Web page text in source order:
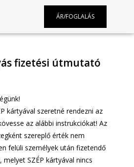
ÁR/FOGLALÁS
fizetési útmutató
kártyával szeretné rendezni az
az alábbi instrukciókat! Az
szereplő érték nem
felüli személyek után fizetendő
SZÉP kártyával nincs